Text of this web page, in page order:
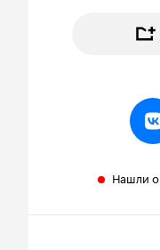
Нашли